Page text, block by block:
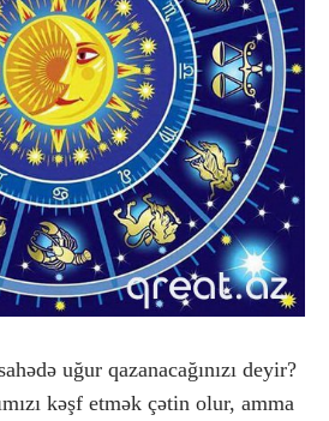
uğur qazanacağınızı deyir?
kəşf etmək çətin olur, amma